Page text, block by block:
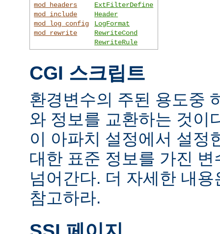
mod_headers
mod_include
mod_log_config
mod_rewrite
ExtFilterDefine
Header
LogFormat
RewriteCond
RewriteRule
CGI 스크립트
환경변수의 주된 용도중
와 정보를 교환하는 것이
이 아파치 설정에서 설정
대한 표준 정보를 가진
넘어간다. 더 자세한 내
참고하라.